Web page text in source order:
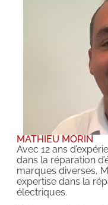
MATHIEU MORIN
Avec 12 ans
dans la réparation
marques diverses,
expertise dans la
électriques.